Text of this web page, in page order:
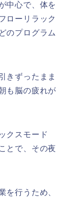
中心で、体を
ローリラック
のプログラム
きずったまま
も脳の疲れが
クスモード
とで、その夜
を行うため、